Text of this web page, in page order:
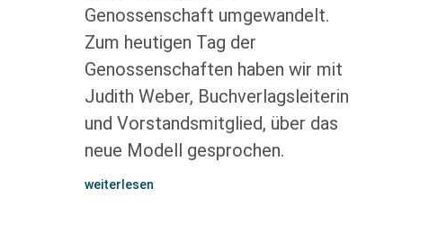
Genossenschaft umgewandelt.
Zum heutigen Tag der
Genossenschaften haben wir mit
Judith Weber, Buchverlagsleiterin
und Vorstandsmitglied, über das
neue Modell gesprochen.
weiterlesen